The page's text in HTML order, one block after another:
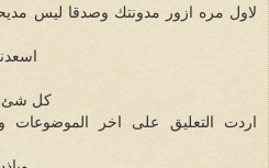
لاول مره ازور مدونتك وصدقا ليس
كل شئ
اردت التعليق على اخر الموضوعات